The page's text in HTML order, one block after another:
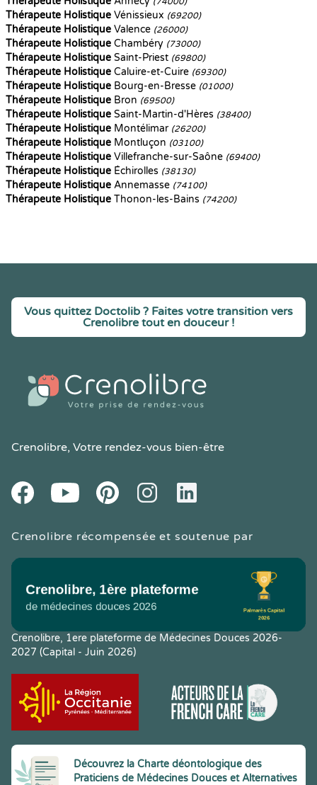
Thérapeute Holistique Vénissieux (69200)
Thérapeute Holistique Valence (26000)
Thérapeute Holistique Chambéry (73000)
Thérapeute Holistique Saint-Priest (69800)
Thérapeute Holistique Caluire-et-Cuire (69300)
Thérapeute Holistique Bourg-en-Bresse (01000)
Thérapeute Holistique Bron (69500)
Thérapeute Holistique Saint-Martin-d'Hères (38400)
Thérapeute Holistique Montélimar (26200)
Thérapeute Holistique Montluçon (03100)
Thérapeute Holistique Villefranche-sur-Saône (69400)
Thérapeute Holistique Échirolles (38130)
Thérapeute Holistique Annemasse (74100)
Thérapeute Holistique Thonon-les-Bains (74200)
Vous quittez Doctolib ? Faites votre transition vers
Crenolibre tout en douceur !
Crenolibre, Votre rendez-vous bien-être
FacebookYoutube PinteresetInstagramLinkedIn
Crenolibre récompensée et soutenue par
Crenolibre, 1ere plateforme de Médecines Douces 2026-
2027 (Capital - Juin 2026)
Découvrez la Charte déontologique des
Praticiens de Médecines Douces et Alternatives